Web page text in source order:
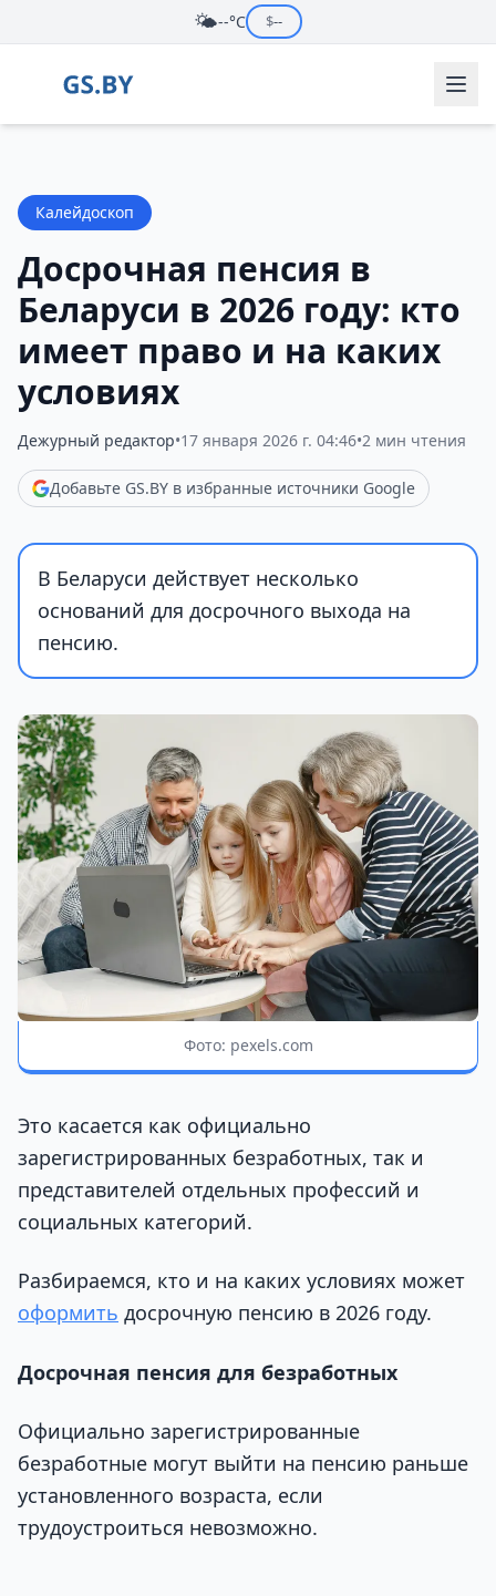
🌤️--°C $--
Калейдоскоп
Досрочная пенсия в
Беларуси в 2026 году: кто
имеет право и на каких
условиях
Дежурный редактор•17 января 2026 г. 04:46•2 мин чтения
Добавьте GS.BY в избранные источники Google
В Беларуси действует несколько
оснований для досрочного выхода на
пенсию.
Фото: pexels.com
Это касается как официально
зарегистрированных безработных, так и
представителей отдельных профессий и
социальных категорий.
Разбираемся, кто и на каких условиях может
оформить досрочную пенсию в 2026 году.
Досрочная пенсия для безработных
Официально зарегистрированные
безработные могут выйти на пенсию раньше
установленного возраста, если
трудоустроиться невозможно.